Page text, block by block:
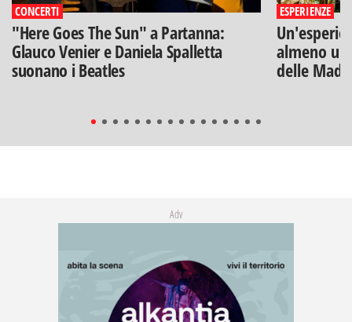
CONCERTI
"Here Goes The Sun" a Partanna:
Glauco Venier e Daniela Spalletta
suonano i Beatles
ESPERIENZE
almeno
delle
Adv